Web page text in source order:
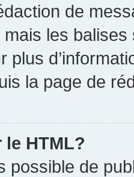
de
les
plus
la page de
HTML?
possible de